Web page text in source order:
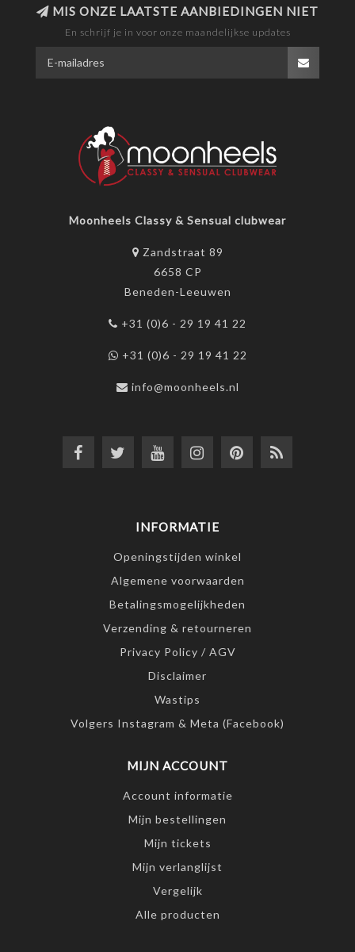
MIS ONZE LAATSTE AANBIEDINGEN NIET
En schrijf je in voor onze maandelijkse updates
Moonheels Classy & Sensual clubwear
Zandstraat 89
6658 CP
Beneden-Leeuwen
+31 (0)6 - 29 19 41 22
+31 (0)6 - 29 19 41 22
info@moonheels.nl
INFORMATIE
Openingstijden winkel
Algemene voorwaarden
Betalingsmogelijkheden
Verzending & retourneren
Privacy Policy / AGV
Disclaimer
Wastips
Volgers Instagram & Meta (Facebook)
MIJN ACCOUNT
Account informatie
Mijn bestellingen
Mijn tickets
Mijn verlanglijst
Vergelijk
Alle producten